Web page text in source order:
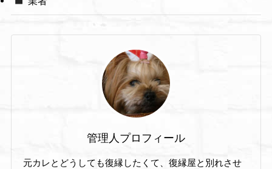
管理人プロフィール
元カレとどうしても復縁したくて、復縁屋と別れさせ